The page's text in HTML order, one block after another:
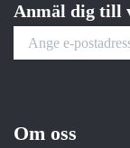
Anmäl dig till
Om oss